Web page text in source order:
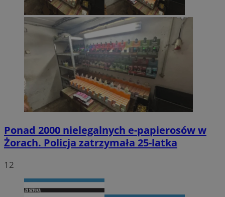
Ponad 2000 nielegalnych e-papierosów w
Żorach. Policja zatrzymała 25-latka
12